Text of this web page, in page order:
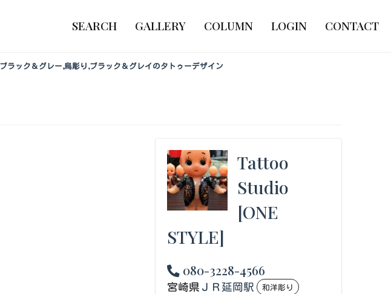
SEARCH GALLERY COLUMN LOGIN CONTACT
ラック＆グレー,烏彫り,ブラック＆グレイのタトゥーデザイン
Tattoo
Studio
[ONE
STYLE]
080-3228-4566
宮崎県 ＪＲ延岡駅 和洋彫り